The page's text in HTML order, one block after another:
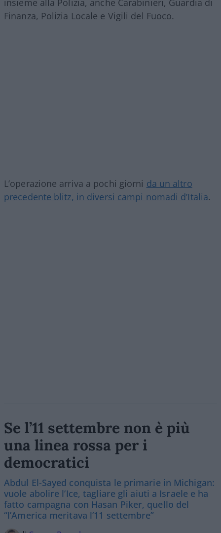
Finanza, Polizia Locale e Vigili del Fuoco.
L’operazione arriva a pochi giorni da un altro
precedente blitz, in diversi campi nomadi d’Italia.
Se l’11 settembre non è più
una linea rossa per i
democratici
Abdul El-Sayed conquista le primarie in Michigan:
vuole abolire l’Ice, tagliare gli aiuti a Israele e ha
fatto campagna con Hasan Piker, quello del
“l’America meritava l’11 settembre”